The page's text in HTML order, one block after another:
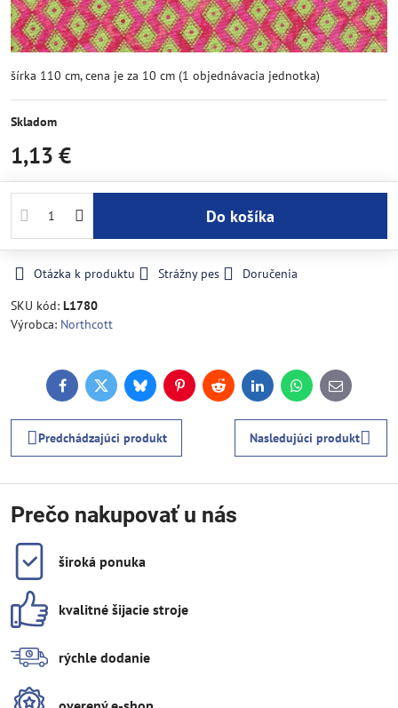
šírka 110 cm, cena je za 10 cm (1 objednávacia jednotka)
Skladom
1,13 €
Do košíka
Otázka k produktu Strážny pes
Doručenia
SKU kód: L1780
Výrobca: Northcott
FacebookTwitterBlueskyPinterestReddit LinkedInWhatsApp
E-
mail
Predchádzajúci produkt Nasledujúci produkt
Prečo nakupovať u nás
široká ponuka
kvalitné šijacie stroje
rýchle dodanie